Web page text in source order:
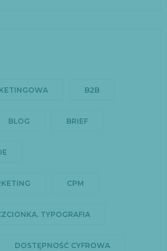
B2B
BLOG BRIEF
CPM
TYPOGRAFIA
DOSTĘPNOŚĆ CYFROWA